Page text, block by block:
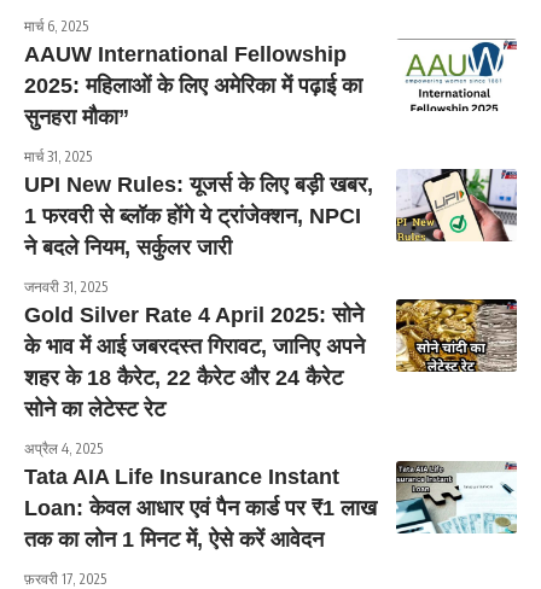
मार्च 6, 2025
AAUW International Fellowship
2025: महिलाओं के लिए अमेरिका में पढ़ाई का
सुनहरा मौका”
मार्च 31, 2025
UPI New Rules: यूजर्स के लिए बड़ी खबर,
1 फरवरी से ब्लॉक होंगे ये ट्रांजेक्शन, NPCI
ने बदले नियम, सर्कुलर जारी
जनवरी 31, 2025
Gold Silver Rate 4 April 2025: सोने
के भाव में आई जबरदस्त गिरावट, जानिए अपने
शहर के 18 कैरेट, 22 कैरेट और 24 कैरेट
सोने का लेटेस्ट रेट
अप्रैल 4, 2025
Tata AIA Life Insurance Instant
Loan: केवल आधार एवं पैन कार्ड पर ₹1 लाख
तक का लोन 1 मिनट में, ऐसे करें आवेदन
फ़रवरी 17, 2025